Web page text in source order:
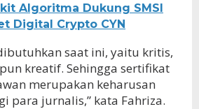
Algoritma Dukung SMSI
Digital Crypto CYN
saat ini, yaitu kritis,
kreatif. Sehingga sertifikat
merupakan keharusan
para jurnalis,” kata Fahriza.